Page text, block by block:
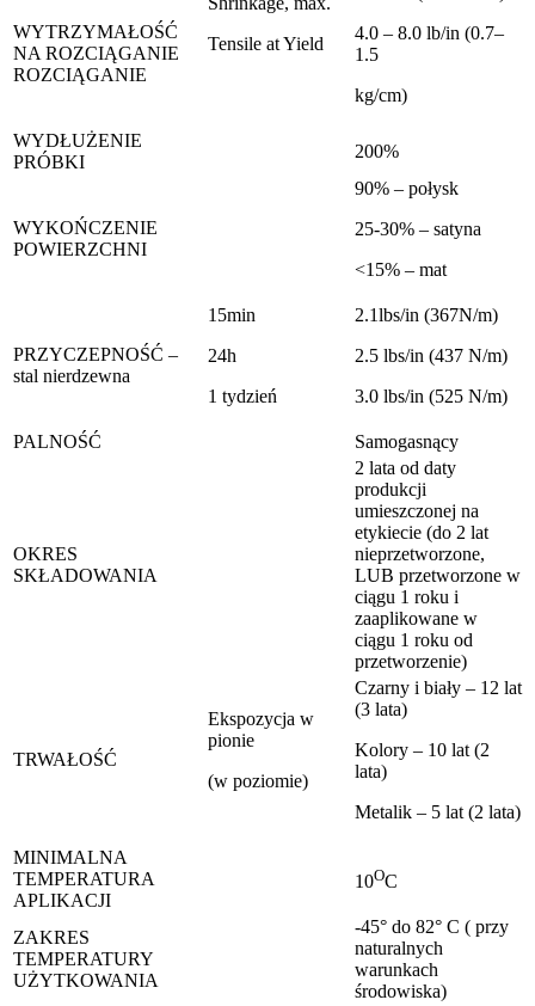
WYTRZYMAŁOŚĆ
NA ROZCIĄGANIE
ROZCIĄGANIE
Tensile at Yield
4.0 – 8.0 lb/in (0.7–
1.5
kg/cm)
WYDŁUŻENIE
PRÓBKI
200%
WYKOŃCZENIE
POWIERZCHNI
90% – połysk
25-30% – satyna
<15% – mat
PRZYCZEPNOŚĆ –
stal nierdzewna
15min
24h
1 tydzień
2.1lbs/in (367N/m)
2.5 lbs/in (437 N/m)
3.0 lbs/in (525 N/m)
PALNOŚĆ Samogasnący
OKRES
SKŁADOWANIA
2 lata od daty
produkcji
umieszczonej na
etykiecie (do 2 lat
nieprzetworzone,
LUB przetworzone w
ciągu 1 roku i
zaaplikowane w
ciągu 1 roku od
przetworzenie)
TRWAŁOŚĆ
Ekspozycja w
pionie
(w poziomie)
Czarny i biały – 12 lat
(3 lata)
Kolory – 10 lat (2
lata)
Metalik – 5 lat (2 lata)
MINIMALNA
TEMPERATURA
APLIKACJI
10OC
ZAKRES
TEMPERATURY
UŻYTKOWANIA
-45° do 82° C ( przy
naturalnych
warunkach
środowiska)